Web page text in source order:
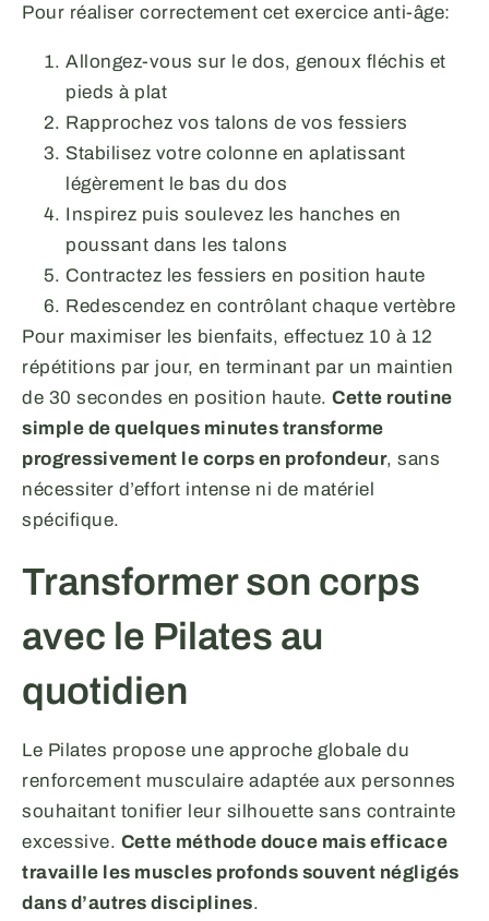
Pour réaliser correctement cet exercice anti-âge:
Allongez-vous sur le dos, genoux fléchis et
pieds à plat
Rapprochez vos talons de vos fessiers
Stabilisez votre colonne en aplatissant
légèrement le bas du dos
Inspirez puis soulevez les hanches en
poussant dans les talons
Contractez les fessiers en position haute
Redescendez en contrôlant chaque vertèbre
Pour maximiser les bienfaits, effectuez 10 à 12
répétitions par jour, en terminant par un maintien
de 30 secondes en position haute. Cette routine
simple de quelques minutes transforme
progressivement le corps en profondeur, sans
nécessiter d’effort intense ni de matériel
spécifique.
Transformer son corps
avec le Pilates au
quotidien
Le Pilates propose une approche globale du
renforcement musculaire adaptée aux personnes
souhaitant tonifier leur silhouette sans contrainte
excessive. Cette méthode douce mais efficace
travaille les muscles profonds souvent négligés
dans d’autres disciplines.